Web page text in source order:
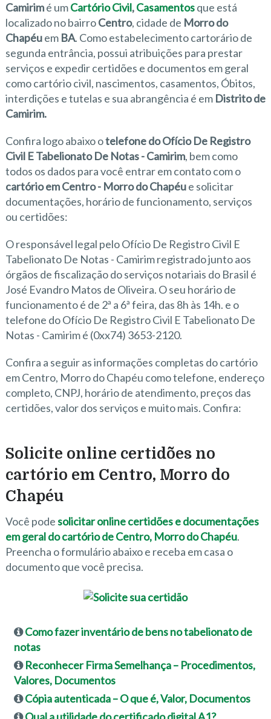
Camirimé umCartório Civil,Casamentosque está
localizado no bairroCentro, cidade de Morro do
Chapéuem BA. Como estabelecimento cartorário de
segunda entrância, possui atribuições para prestar
serviços e expedir certidões e documentos em geral
como cartório civil, nascimentos, casamentos, Óbitos,
interdições e tutelas e sua abrangência é em Distrito de
Camirim.
Confira logo abaixo otelefone do Ofício De Registro
Civil E Tabelionato De Notas - Camirim, bem como
todos os dados para você entrar em contato com o
cartório em Centro - Morro do Chapéue solicitar
documentações, horário de funcionamento, serviços
ou certidões:
O responsável legal pelo Ofício De Registro Civil E
Tabelionato De Notas - Camirim registrado junto aos
órgãos de fiscalização do serviços notariais do Brasil é
José Evandro Matos de Oliveira. O seu horário de
funcionamento é de 2ª a 6ª feira, das 8h às 14h. e o
telefone do Ofício De Registro Civil E Tabelionato De
Notas - Camirim é (0xx74) 3653-2120.
Confira a seguir as informações completas do cartório
em Centro, Morro do Chapéu como telefone, endereço
completo, CNPJ, horário de atendimento, preços das
certidões, valor dos serviços e muito mais. Confira:
Solicite online certidões no
cartório em Centro, Morro do
Chapéu
Você podesolicitar online certidões e documentações
em geral do cartório de Centro, Morro do Chapéu.
Preencha o formulário abaixo e receba em casa o
documento que você precisa.
Como fazer inventário de bens no tabelionato de
notas
Reconhecer Firma Semelhança – Procedimentos,
Valores, Documentos
Cópia autenticada – O que é, Valor, Documentos